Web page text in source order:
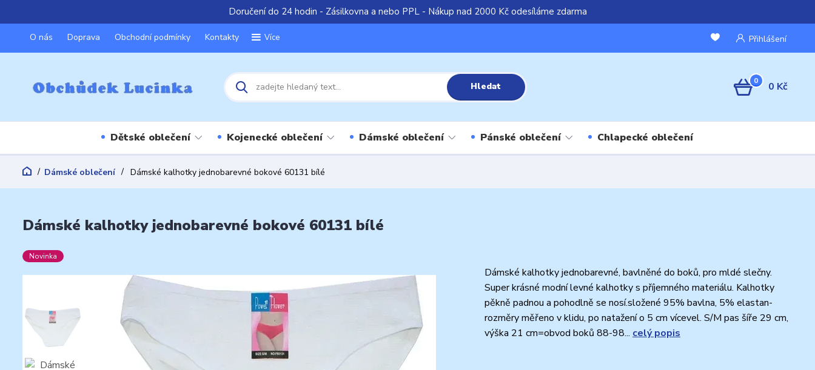
Doručení do 24 hodin - Zásilkovna a nebo PPL - Nákup nad 2000 Kč odesíláme zdarma
O nás Doprava Obchodní podmínky Kontakty Více Přihlášení
Hledat 0 0 Kč
Dětské oblečení Kojenecké oblečení Dámské oblečení Pánské oblečení Chlapecké oblečení
Dámské oblečení Dámské kalhotky jednobarevné bokové 60131 bílé
Dámské kalhotky jednobarevné bokové 60131 bílé
Novinka
Dámské kalhotky jednobarevné, bavlněné do boků, pro mldé slečny.
Super krásné modní levné kalhotky s příjemného materiálu. Kalhotky
pěkně padnou a pohodlně se nosí.složené 95% bavlna, 5% elastan-
rozměry měřeno v klidu, po natažení o 5 cm vícevel. S/M pas šíře 29 cm,
výška 21 cm=obvod boků 88-98... celý popis